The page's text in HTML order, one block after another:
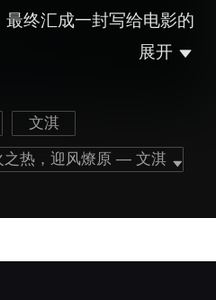
终汇成一封写给电影的
展开
文淇
之热，迎风燎原 — 文淇